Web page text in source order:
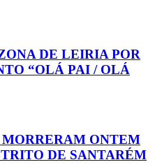
DE LEIRIA POR
“OLÁ PAI / OLÁ
ONTEM
DE SANTARÉM